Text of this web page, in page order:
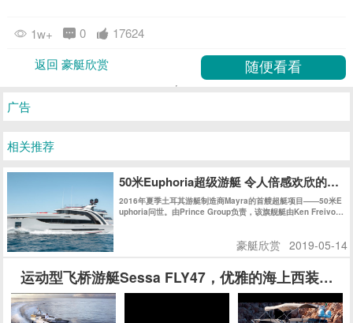
1w+ 0
17624
返回 豪艇欣赏
广告
相关推荐
50米Euphoria超级游艇 令人倍感欢欣的海
2016年夏季土耳其游艇制造商Mayra的首艘超艇项目——50米E
uphoria问世。由Prince Group负责，该旗舰艇由Ken Freivok
豪艇欣赏 2019-05-14
运动型飞桥游艇Sessa FLY47，优雅的海上西装暴徒